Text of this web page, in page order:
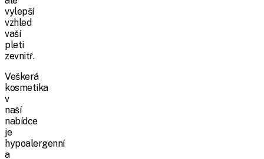
vylepší
vzhled
vaší
pleti
zevnitř.
Veškerá
kosmetika
v
naší
nabídce
je
hypoalergenní
a